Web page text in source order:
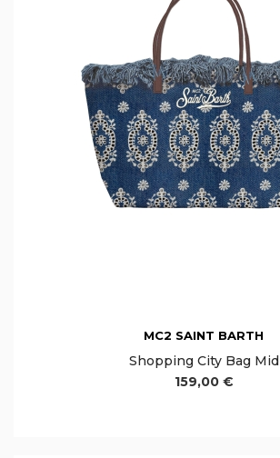
MC2 SAINT BARTH
Shopping City Bag Mid
159,00 €